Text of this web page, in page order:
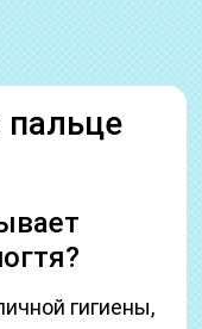
пальце
гигиены,